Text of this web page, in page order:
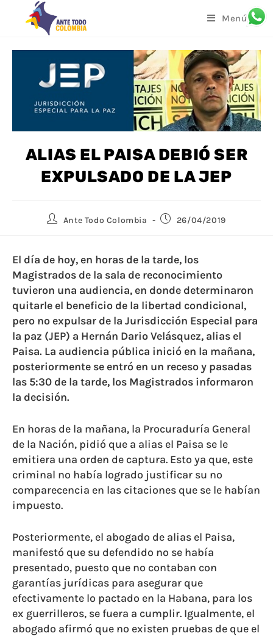
Menú
ALIAS EL PAISA DEBIÓ SER
EXPULSADO DE LA JEP
Ante Todo Colombia 26/04/2019
El día de hoy, en horas de la tarde, los
Magistrados de la sala de reconocimiento
tuvieron una audiencia, en donde determinaron
quitarle el beneficio de la libertad condicional,
pero no expulsar de la Jurisdicción Especial para
la paz (JEP) a Hernán Dario Velásquez, alias el
Paisa. La audiencia pública inició en la mañana,
posteriormente se entró en un receso y pasadas
las 5:30 de la tarde, los Magistrados informaron
la decisión.
En horas de la mañana, la Procuraduría General
de la Nación, pidió que a alias el Paisa se le
emitiera una orden de captura. Esto ya que, este
criminal no había logrado justificar su no
comparecencia en las citaciones que se le habían
impuesto.
Posteriormente, el abogado de alias el Paisa,
manifestó que su defendido no se había
presentado, puesto que no contaban con
garantías jurídicas para asegurar que
efectivamente lo pactado en la Habana, para los
ex guerrilleros, se fuera a cumplir. Igualmente, el
abogado afirmó que no existen pruebas de que el